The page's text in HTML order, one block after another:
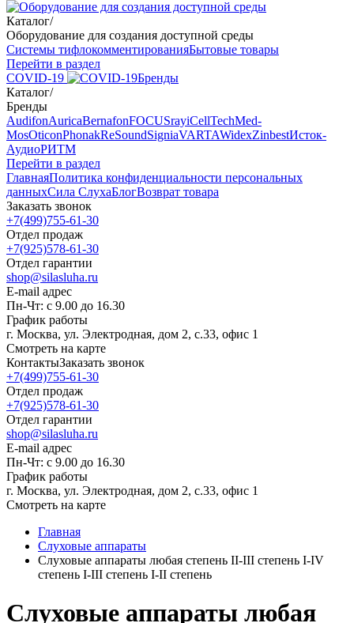
Каталог/
Оборудование для создания доступной среды
Системы тифлокомментированияБытовые товары
Перейти в раздел
COVID-19
Бренды
Каталог/
Бренды
AudifonAuricaBernafonFOCUSrayiCellTechMed-
MosOticonPhonakReSoundSigniaVARTAWidexZinbestИсток-
АудиоРИТМ
Перейти в раздел
ГлавнаяПолитика конфиденциальности персональных
данныхСила СлухаБлогВозврат товара
Заказать звонок
+7(499)755-61-30
Отдел продаж
+7(925)578-61-30
Отдел гарантии
shop@silasluha.ru
E-mail адрес
Пн-Чт: с 9.00 до 16.30
График работы
г. Москва, ул. Электродная, дом 2, с.33, офис 1
Смотреть на карте
КонтактыЗаказать звонок
+7(499)755-61-30
Отдел продаж
+7(925)578-61-30
Отдел гарантии
shop@silasluha.ru
E-mail адрес
Пн-Чт: с 9.00 до 16.30
График работы
г. Москва, ул. Электродная, дом 2, с.33, офис 1
Смотреть на карте
Главная
Слуховые аппараты
Слуховые аппараты любая степень II-III степень I-IV
степень I-III степень I-II степень
Слуховые аппараты любая